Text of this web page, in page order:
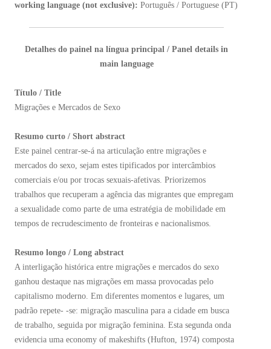
working language (not exclusive): Português / Portuguese (PT)
Detalhes do painel na língua principal / Panel details in
main language
Título / Title
Migrações e Mercados de Sexo
Resumo curto / Short abstract
Este painel centrar-se-á na articulação entre migrações e
mercados do sexo, sejam estes tipificados por intercâmbios
comerciais e/ou por trocas sexuais-afetivas. Priorizemos
trabalhos que recuperam a agência das migrantes que empregam
a sexualidade como parte de uma estratégia de mobilidade em
tempos de recrudescimento de fronteiras e nacionalismos.
Resumo longo / Long abstract
A interligação histórica entre migrações e mercados do sexo
ganhou destaque nas migrações em massa provocadas pelo
capitalismo moderno. Em diferentes momentos e lugares, um
padrão repete- -se: migração masculina para a cidade em busca
de trabalho, seguida por migração feminina. Esta segunda onda
evidencia uma economy of makeshifts (Hufton, 1974) composta